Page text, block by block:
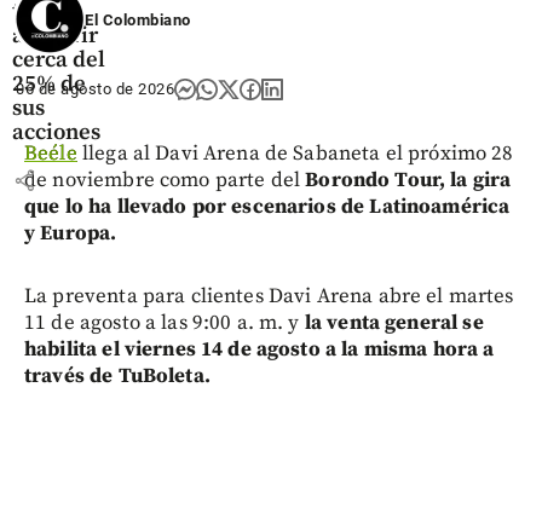
tras
adquirir
cerca del
25% de
sus
acciones
share
El Colombiano
06 de agosto de 2026
Beéle llega al Davi Arena de Sabaneta el próximo 28
de noviembre como parte delBorondo Tour, la gira
que lo ha llevado por escenarios de Latinoamérica
y Europa.
La preventa para clientes Davi Arena abre el martes
11 de agosto a las 9:00 a. m. y la venta general se
habilita el viernes 14 de agosto a la misma hora a
través de TuBoleta.